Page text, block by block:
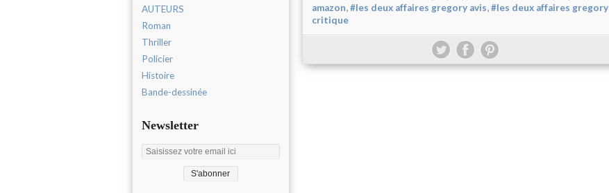
AUTEURS
Roman
Thriller
Policier
Histoire
Bande-dessinée
Newsletter
amazon,#les deux affaires gregory avis,#les deux affaires gregory
critique